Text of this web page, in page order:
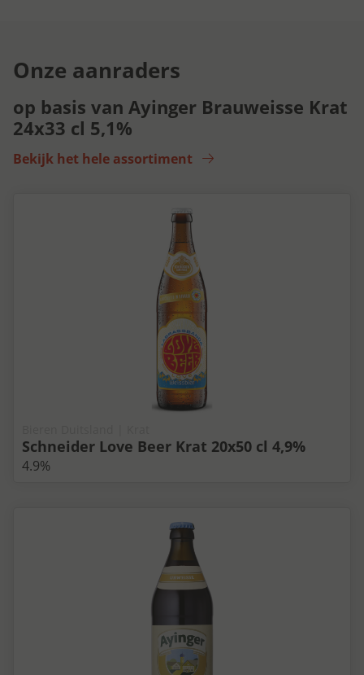
Onze aanraders
op basis van Ayinger Brauweisse Krat
24x33 cl 5,1%
Bekijk het hele assortiment
Schneider Love Beer Krat 20x50 cl 4,9%
4.9%